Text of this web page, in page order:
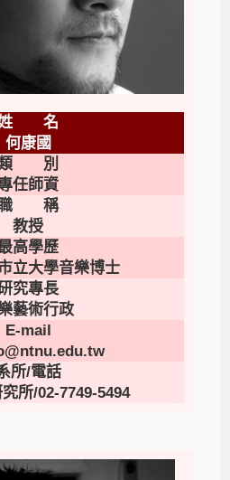
名
何康國
別
任師資
稱
教授
高學歷
立大學音樂博士
究專長
藝術行政
E-mail
所/電話
所/02-7749-5494